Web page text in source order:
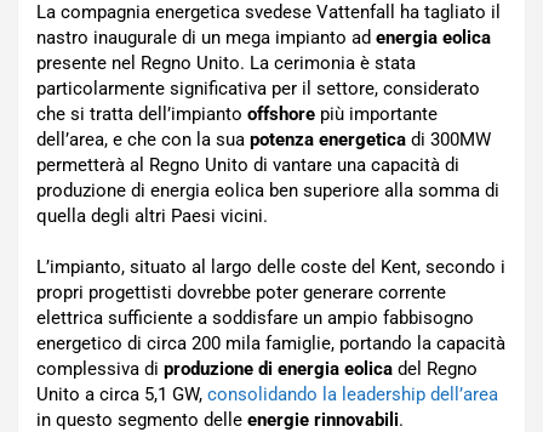
La compagnia energetica svedese Vattenfall ha tagliato il
nastro inaugurale di un mega impianto ad energia eolica
presente nel Regno Unito. La cerimonia è stata
particolarmente significativa per il settore, considerato
che si tratta dell’impianto offshore più importante
dell’area, e che con la sua potenza energetica di 300MW
permetterà al Regno Unito di vantare una capacità di
produzione di energia eolica ben superiore alla somma di
quella degli altri Paesi vicini.
L’impianto, situato al largo delle coste del Kent, secondo i
propri progettisti dovrebbe poter generare corrente
elettrica sufficiente a soddisfare un ampio fabbisogno
energetico di circa 200 mila famiglie, portando la capacità
complessiva di produzione di energia eolica del Regno
Unito a circa 5,1 GW, consolidando la leadership dell’area
in questo segmento delle energie rinnovabili.